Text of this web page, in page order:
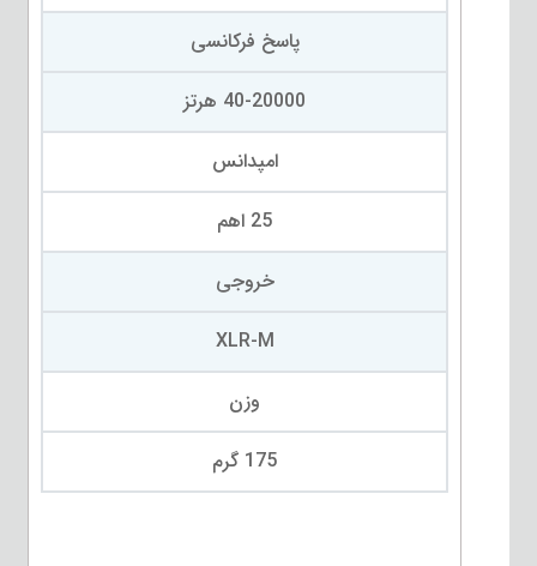
پاسخ فرکانسی
40-20000 هرتز
امپدانس
25 اهم
خروجی
XLR-M
وزن
175 گرم